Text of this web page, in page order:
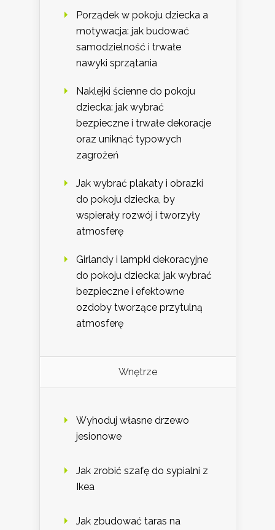
Porządek w pokoju dziecka a
motywacja: jak budować
samodzielność i trwałe
nawyki sprzątania
Naklejki ścienne do pokoju
dziecka: jak wybrać
bezpieczne i trwałe dekoracje
oraz uniknąć typowych
zagrożeń
Jak wybrać plakaty i obrazki
do pokoju dziecka, by
wspierały rozwój i tworzyły
atmosferę
Girlandy i lampki dekoracyjne
do pokoju dziecka: jak wybrać
bezpieczne i efektowne
ozdoby tworzące przytulną
atmosferę
Wnętrze
Wyhoduj własne drzewo
jesionowe
Jak zrobić szafę do sypialni z
Ikea
Jak zbudować taras na